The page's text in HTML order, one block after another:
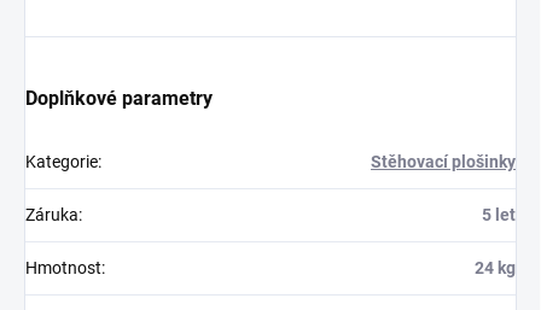
Doplňkové parametry
Kategorie: Stěhovací plošinky
Záruka: 5 let
Hmotnost: 24 kg